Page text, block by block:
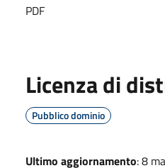
PDF
Licenza di
Pubblico dominio
Ultimo aggiornamento: 8